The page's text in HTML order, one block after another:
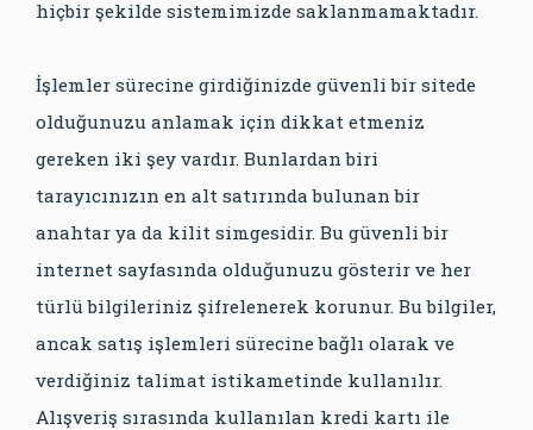
hiçbir şekilde sistemimizde saklanmamaktadır.
İşlemler sürecine girdiğinizde güvenli bir sitede
olduğunuzu anlamak için dikkat etmeniz
gereken iki şey vardır. Bunlardan biri
tarayıcınızın en alt satırında bulunan bir
anahtar ya da kilit simgesidir. Bu güvenli bir
internet sayfasında olduğunuzu gösterir ve her
türlü bilgileriniz şifrelenerek korunur. Bu bilgiler,
ancak satış işlemleri sürecine bağlı olarak ve
verdiğiniz talimat istikametinde kullanılır.
Alışveriş sırasında kullanılan kredi kartı ile